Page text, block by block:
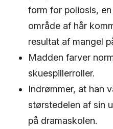
form for poliosis,
område af hår
resultat af mangel
Madden farver
skuespillerroller.
Indrømmer, at han
størstedelen af ​​sin
på dramaskolen.